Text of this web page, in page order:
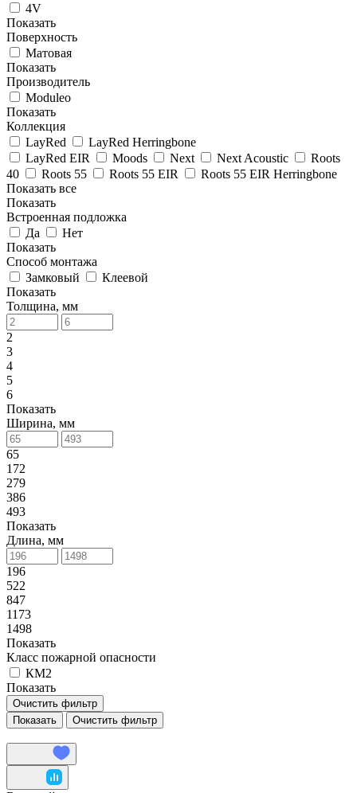
4V
Показать
Поверхность
Матовая
Показать
Производитель
Moduleo
Показать
Коллекция
LayRed
LayRed Herringbone
LayRed EIR
Moods Next Next Acoustic
Roots
40
Roots 55 Roots 55 EIR
Roots 55 EIR Herringbone
Показать все
Показать
Встроенная подложка
Да
Нет
Показать
Способ монтажа
Замковый
Клеевой
Показать
Толщина, мм
2
3
4
5
6
Показать
Ширина, мм
65
172
279
386
493
Показать
Длина, мм
196
522
847
1173
1498
Показать
Класс пожарной опасности
КМ2
Показать
Очистить фильтр
Очистить фильтр